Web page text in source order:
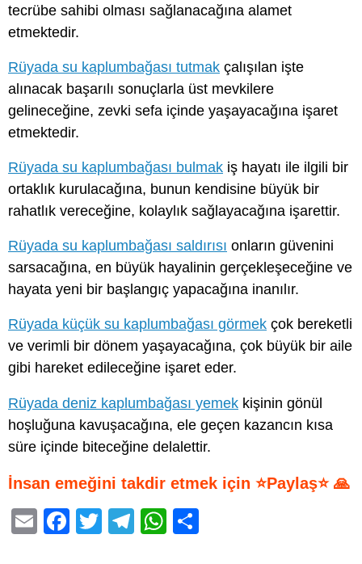
tecrübe sahibi olması sağlanacağına alamet
etmektedir.
Rüyada su kaplumbağası tutmak çalışılan işte
alınacak başarılı sonuçlarla üst mevkilere
gelineceğine, zevki sefa içinde yaşayacağına işaret
etmektedir.
Rüyada su kaplumbağası bulmak iş hayatı ile ilgili bir
ortaklık kurulacağına, bunun kendisine büyük bir
rahatlık vereceğine, kolaylık sağlayacağına işarettir.
Rüyada su kaplumbağası saldırısı onların güvenini
sarsacağına, en büyük hayalinin gerçekleşeceğine ve
hayata yeni bir başlangıç yapacağına inanılır.
Rüyada küçük su kaplumbağası görmek çok bereketli
ve verimli bir dönem yaşayacağına, çok büyük bir aile
gibi hareket edileceğine işaret eder.
Rüyada deniz kaplumbağası yemek kişinin gönül
hoşluğuna kavuşacağına, ele geçen kazancın kısa
süre içinde biteceğine delalettir.
İnsan emeğini takdir etmek için ⭐Paylaş⭐ 🙏
E
F
T
T
W